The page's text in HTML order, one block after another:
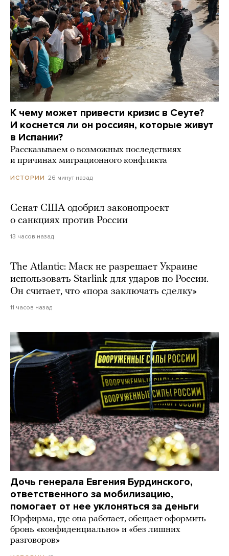
К чему может привести кризис в Сеуте?
И коснется ли он россиян, которые живут
в Испании?
Рассказываем о возможных последствиях
и причинах миграционного конфликта
ИСТОРИИ 26 минут назад
Сенат США одобрил законопроект
о санкциях против России
13 часов назад
The Atlantic: Маск не разрешает Украине
использовать Starlink для ударов по России.
Он считает, что «пора заключать сделку»
11 часов назад
Дочь генерала Евгения Бурдинского,
ответственного за мобилизацию,
помогает от нее уклоняться за деньги
Юрфирма, где она работает, обещает оформить
бронь «конфиденциально» и «без лишних
разговоров»